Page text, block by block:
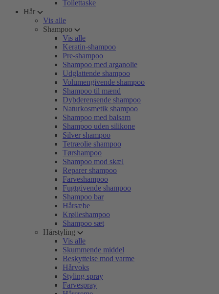
Toilettaske
Hår
Vis alle
Shampoo
Vis alle
Keratin-shampoo
Pre-shampoo
Shampoo med arganolie
Udglattende shampoo
Volumengivende shampoo
Shampoo til mænd
Dybderensende shampoo
Naturkosmetik shampoo
Shampoo med balsam
Shampoo uden silikone
Silver shampoo
Tetræolie shampoo
Tørshampoo
Shampoo mod skæl
Reparer shampoo
Farveshampoo
Fugtgivende shampoo
Shampoo bar
Hårsæbe
Krølleshampoo
Shampoo sæt
Hårstyling
Vis alle
Skummende middel
Beskyttelse mod varme
Hårvoks
Styling spray
Farvespray